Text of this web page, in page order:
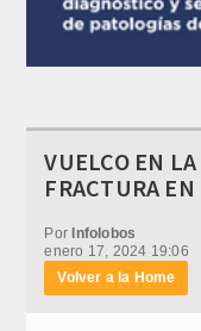
VUELCO EN
FRACTURA
PorInfolobos
enero 17, 2024 19:06
Volver a la Home